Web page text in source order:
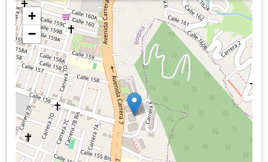
+
−